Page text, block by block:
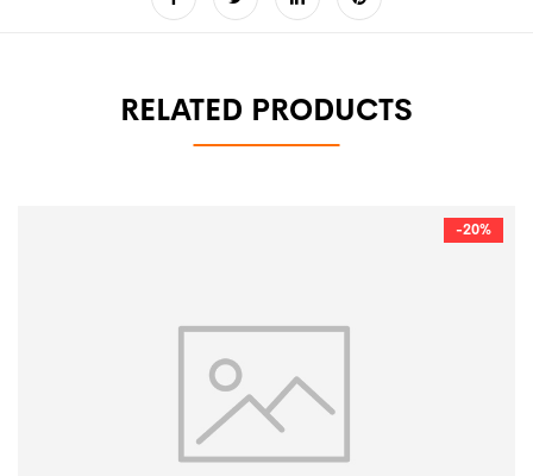
RELATED PRODUCTS
-20%